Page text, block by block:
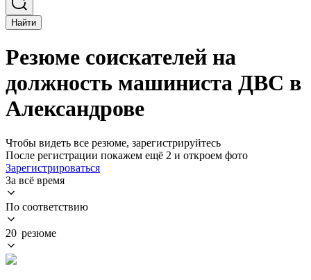
Найти
Резюме соискателей на
должность машиниста ДВС в
Александрове
Чтобы видеть все резюме, зарегистрируйтесь
После регистрации покажем ещё 2 и откроем фото
Зарегистрироваться
За всё время
По соответствию
20 резюме